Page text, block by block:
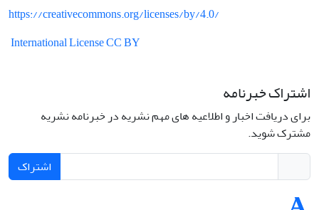
https://creativecommons.org/licenses/by/4.0/
International License CC BY
اشتراک خبرنامه
برای دریافت اخبار و اطلاعیه های مهم نشریه در خبرنامه نشریه
مشترک شوید.
اشتراک